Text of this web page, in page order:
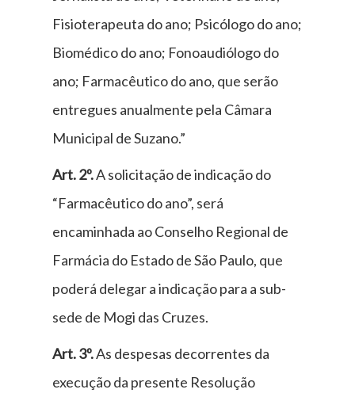
Fisioterapeuta do ano; Psicólogo do ano;
Biomédico do ano; Fonoaudiólogo do
ano; Farmacêutico do ano, que serão
entregues anualmente pela Câmara
Municipal de Suzano.”
Art. 2º.A solicitação de indicação do
“Farmacêutico do ano”, será
encaminhada ao Conselho Regional de
Farmácia do Estado de São Paulo, que
poderá delegar a indicação para a sub-
sede de Mogi das Cruzes.
Art. 3º.As despesas decorrentes da
execução da presente Resolução